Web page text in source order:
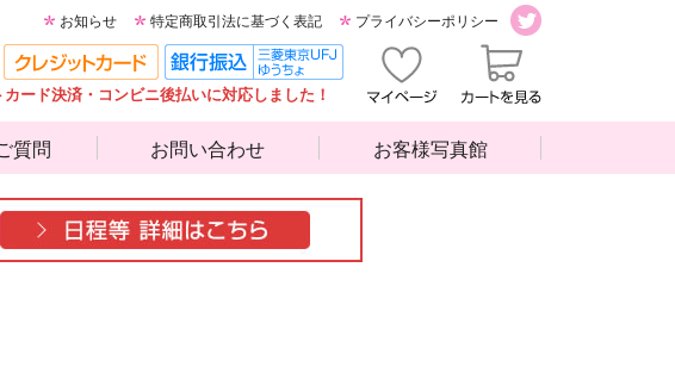
お知らせ 特定商取引法に基づく表記 プライバシーポリシー
ード決済・コンビニ後払いに対応しました！
質問 お問い合わせ お客様写真館